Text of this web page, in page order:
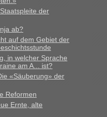
der
ab?
auf dem Gebiet der
in welcher Sprache
am A... ist?
«Säuberung» der
Reformen
Ernte, alte